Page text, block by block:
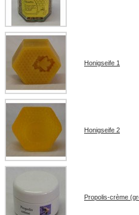
Honigseife 1
Honigseife 2
Propolis-crème